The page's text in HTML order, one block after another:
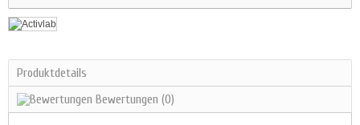
Produktdetails
Bewertungen (0)